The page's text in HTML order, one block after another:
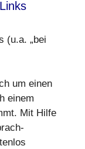
(u.a. „bei
um einen
einem
Mit Hilfe